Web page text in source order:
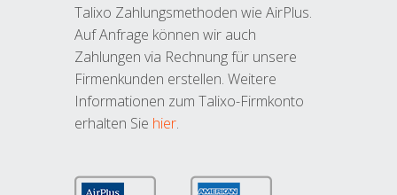
Talixo Zahlungsmethoden wie AirPlus.
Auf Anfrage können wir auch
Zahlungen via Rechnung für unsere
Firmenkunden erstellen. Weitere
Informationen zum Talixo-Firmkonto
erhalten Sie hier.